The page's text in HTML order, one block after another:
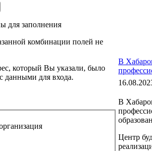
для заполнения
комбинации полей не
который Вы указали, было
данными для входа.
В
В
Центр